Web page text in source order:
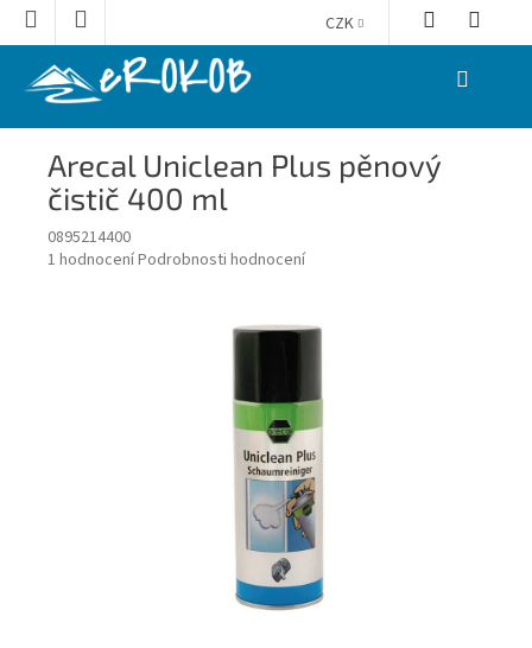
Přejít
CZK
NÁKUPNÍ
Arecal Uniclean Plus pěnový
čistič 400 ml
0895214400
Průměrné
1 hodnoceníPodrobnosti hodnocení